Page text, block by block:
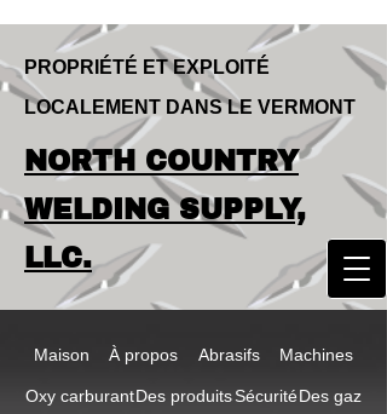
LOCALLY OWNED & OPERATED IN
VERMONT
NORTH COUNTRY
WELDING SUPPLY,
LLC
PROPRIÉTÉ ET EXPLOITÉ
LOCALEMENT DANS LE VERMONT
NORTH COUNTRY
WELDING SUPPLY,
LLC.
Maison À propos Abrasifs Machines
Oxy carburantDes produitsSécuritéDes gaz